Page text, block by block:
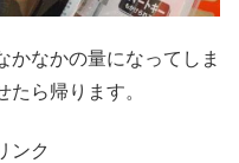
かなかの量になってしま
ら帰ります。
ンク